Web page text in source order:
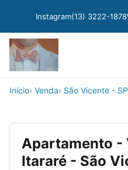
Instagram(13) 3222-1878
Início Venda São Vicente - SP
Apartamento -
Itararé - São